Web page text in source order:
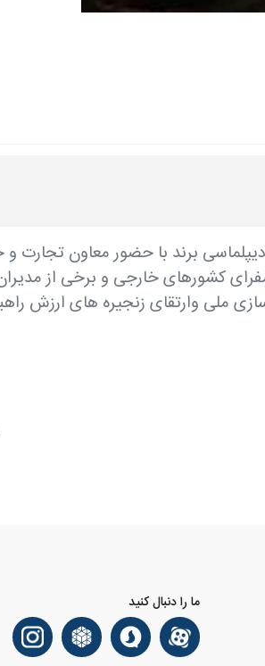
برند با حضور معاون تجارت
کشورهای خارجی و برخی از
ملی وارتقای زنجیره های ارزش
ما را دنبال کنید